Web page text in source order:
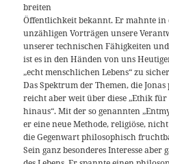
breiten
Öffentlichkeit bekannt. Er mahnte in
unzähligen Vorträgen unsere
unserer technischen Fähigkeiten
ist es in den Händen von uns
„echt menschlichen Lebens“ zu
Das Spektrum der Themen, die
reicht aber weit über diese „Ethik
hinaus“. Mit der so genannten
er eine neue Methode, religiöse,
die Gegenwart philosophisch
Sein ganz besonderes Interesse